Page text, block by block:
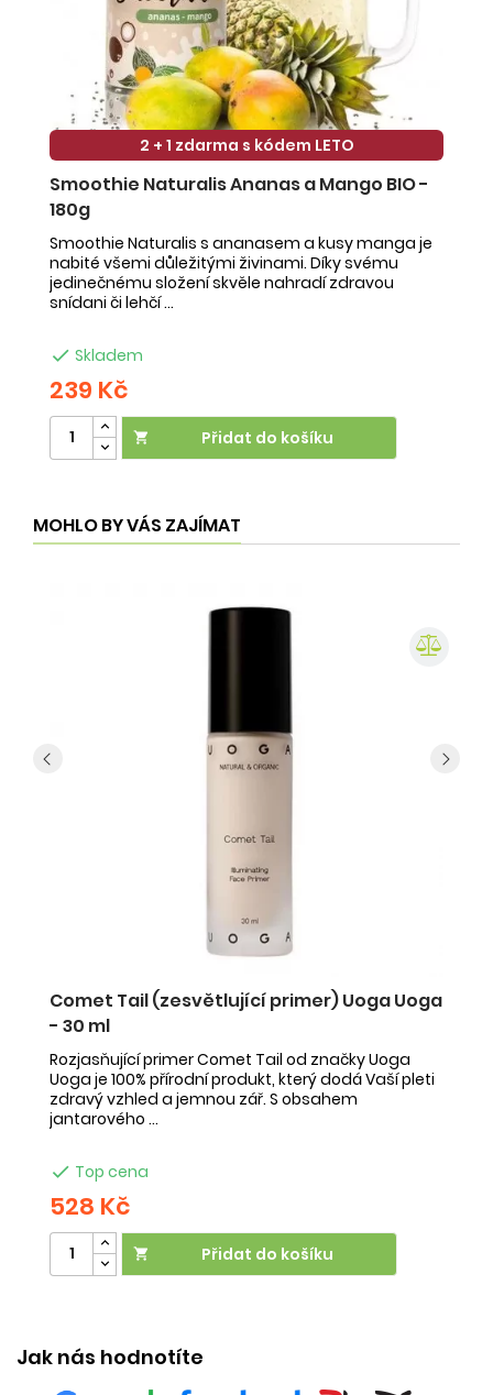
2 + 1 zdarma s kódem LETO
Smoothie Naturalis Ananas a Mango BIO -
180g
Smoothie Naturalis s ananasem a kusy manga je
nabité všemi důležitými živinami. Díky svému
jedinečnému složení skvěle nahradí zdravou
snídani či lehčí ...
 Skladem
239 Kč
 Přidat do košíku
MOHLO BY VÁS ZAJÍMAT
Comet Tail (zesvětlující primer) Uoga Uoga
- 30 ml
Rozjasňující primer Comet Tail od značky Uoga
Uoga je 100% přírodní produkt, který dodá Vaší pleti
zdravý vzhled a jemnou zář. S obsahem
jantarového ...
 Top cena
528 Kč
 Přidat do košíku
Jak nás hodnotíte